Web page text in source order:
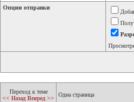
Опции отправки
Переход к теме
<< Назад Вперед >>
Одна страница